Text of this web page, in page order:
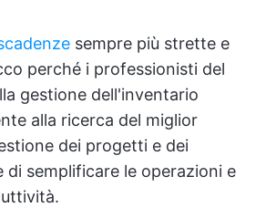
sempre più strette e
perché i professionisti del
gestione dell'inventario
alla ricerca del miglior
dei progetti e dei
di semplificare le operazioni e